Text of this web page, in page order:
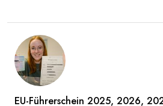
EU-Führerschein 2025, 2026,